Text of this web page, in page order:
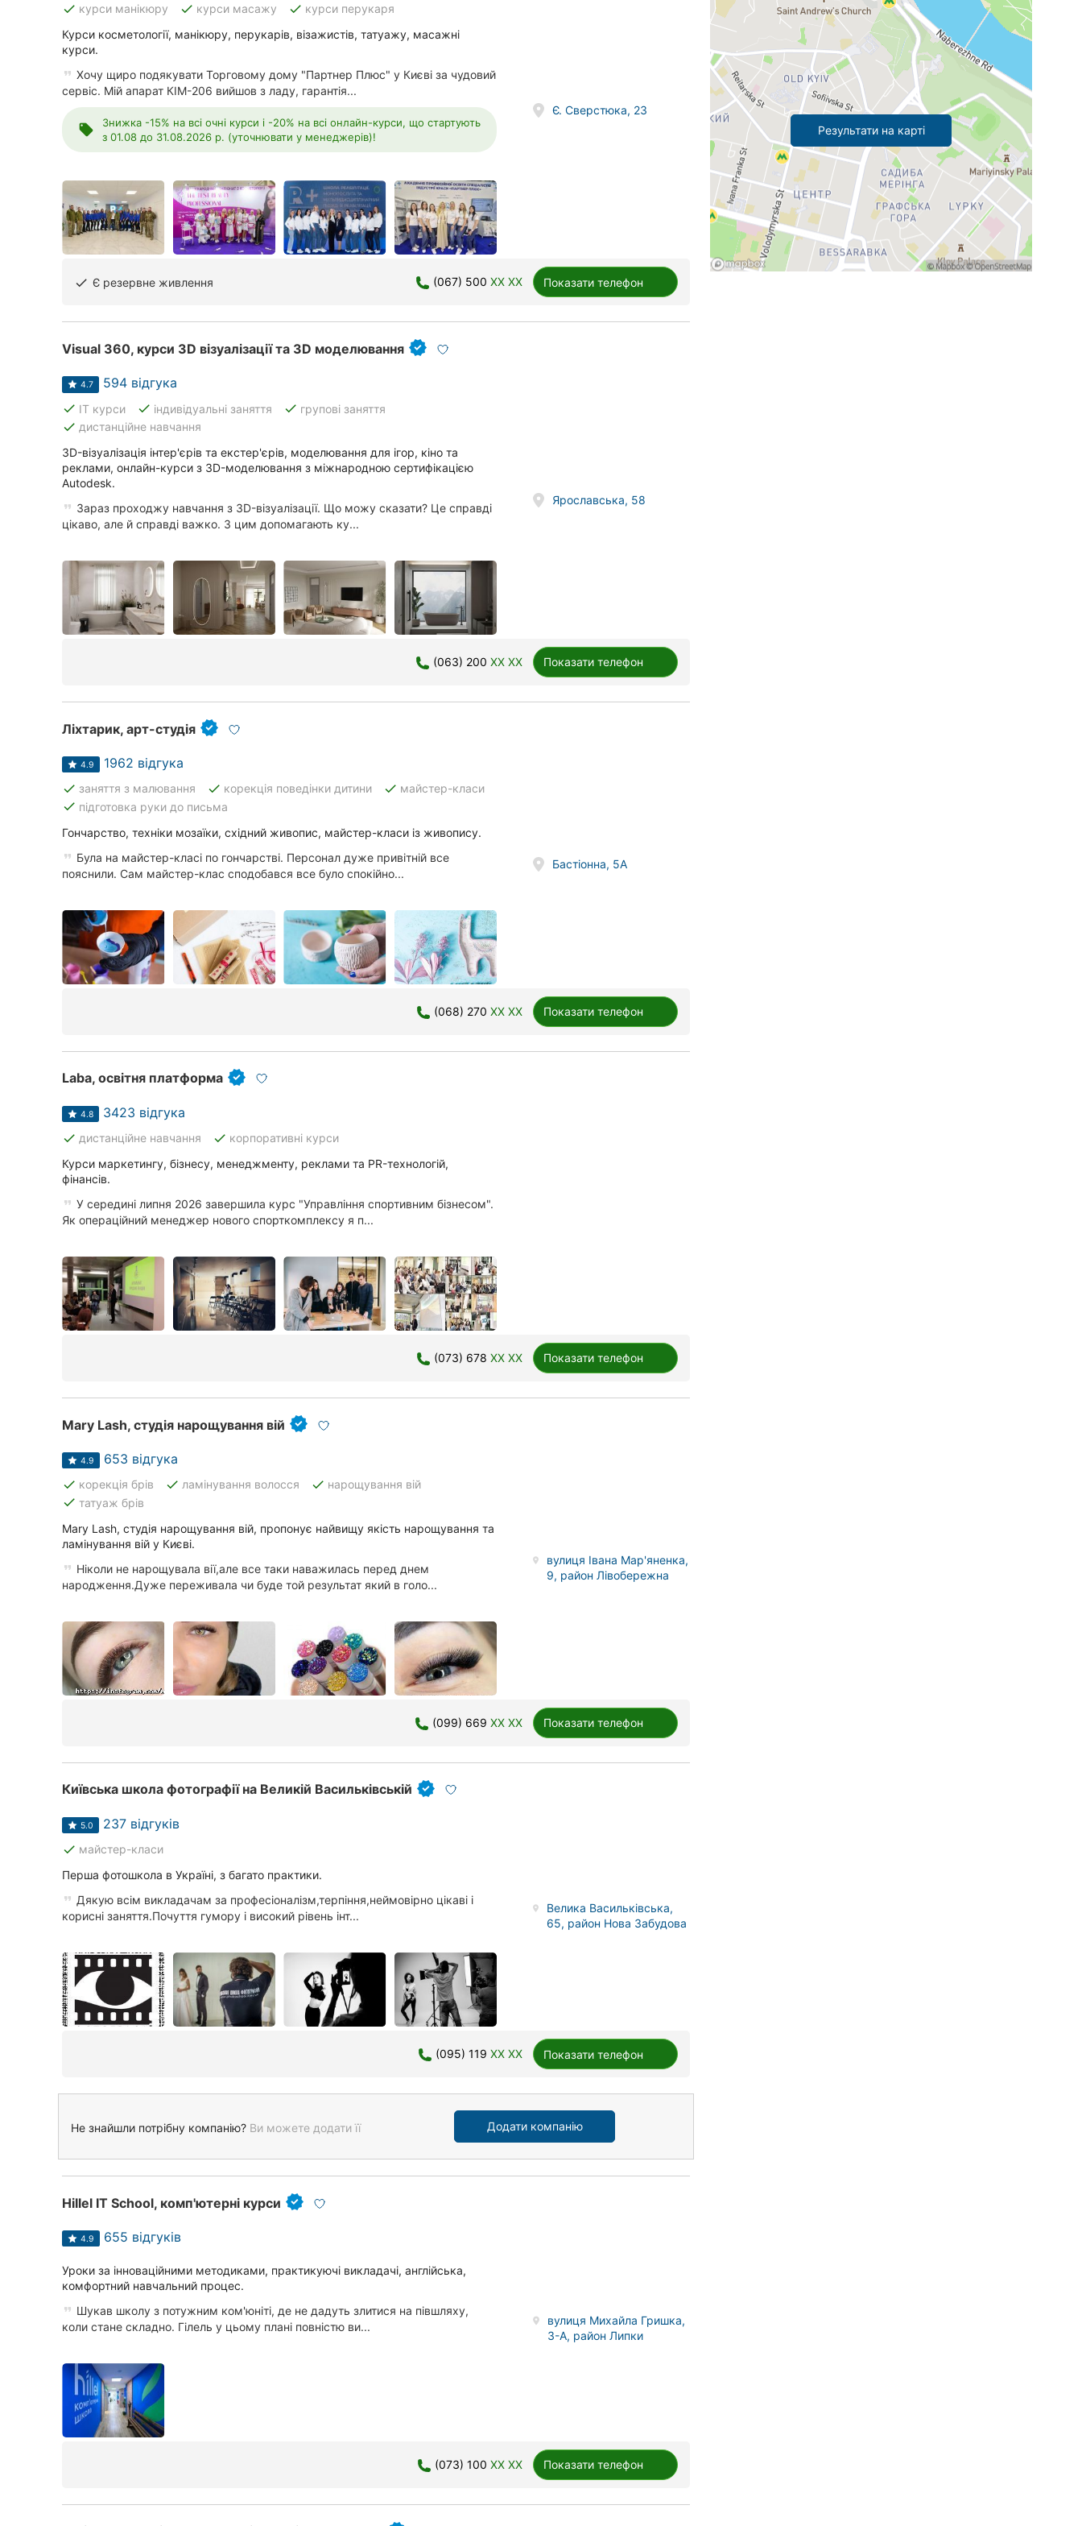
Всі міста:
Вінниця
Житомир
Хмельницький
Дніпро
Кривий Ріг
Полтава
Луцьк
done курси манікюру done курси масажу done курси перукаря
Курси косметології, манікюру, перукарів, візажистів, татуажу, масажні
курси.
Хочу щиро подякувати Торговому дому "Партнер Плюс" у Києві за чудовий
сервіс. Мій апарат КІМ-206 вийшов з ладу, гарантія...
local_offer
Знижка -15% на всі очні курси і -20% на всі онлайн-курси, що стартують
з 01.08 до 31.08.2026 р. (уточнювати у менеджерів)!
Є. Сверстюка, 23
done Є резервне живлення (067) 500 XX XX Показати телефон
Visual 360, курси 3D візуалізації та 3D моделювання
4.7 594 відгука
done IT курси done індивідуальні заняття done групові заняття
done дистанційне навчання
3D-візуалізація інтер'єрів та екстер'єрів, моделювання для ігор, кіно та
реклами, онлайн-курси з 3D-моделювання з міжнародною сертифікацією
Autodesk.
Зараз проходжу навчання з 3D-візуалізації. Що можу сказати? Це справді
цікаво, але й справді важко. З цим допомагають ку...
Ярославська, 58
(063) 200 XX XX Показати телефон
Ліхтарик, арт-студія
4.9 1962 відгука
done заняття з малювання done корекція поведінки дитини done майстер-класи
done підготовка руки до письма
Гончарство, техніки мозаїки, східний живопис, майстер-класи із живопису.
Була на майстер-класі по гончарстві. Персонал дуже привітній все
пояснили. Сам майстер-клас сподобався все було спокійно...
Бастіонна, 5А
(068) 270 XX XX Показати телефон
Laba, освітня платформа
4.8 3423 відгука
done дистанційне навчання done корпоративні курси
Курси маркетингу, бізнесу, менеджменту, реклами та PR-технологій,
фінансів.
У середині липня 2026 завершила курс "Управління спортивним бізнесом".
Як операційний менеджер нового спорткомплексу я п...
(073) 678 XX XX Показати телефон
Mary Lash, студія нарощування вій
4.9 653 відгука
done корекція брів done ламінування волосся done нарощування вій
done татуаж брів
Mary Lash, студія нарощування вій, пропонує найвищу якість нарощування та
ламінування вій у Києві.
Ніколи не нарощувала вії,але все таки наважилась перед днем
народження.Дуже переживала чи буде той результат який в голо...
вулиця Івана Мар'яненка,
9, район Лівобережна
(099) 669 XX XX Показати телефон
Київська школа фотографії на Великій Васильківській
5.0 237 відгуків
done майстер-класи
Перша фотошкола в Україні, з багато практики.
Дякую всім викладачам за професіоналізм,терпіння,неймовірно цікаві і
корисні заняття.Почуття гумору і високий рівень інт...
Велика Васильківська,
65, район Нова Забудова
(095) 119 XX XX Показати телефон
Не знайшли потрібну компанію? Ви можете додати її Додати компанію
Hillel IT School, комп'ютерні курси
4.9 655 відгуків
Уроки за інноваційними методиками, практикуючі викладачі, англійська,
комфортний навчальний процес.
Шукав школу з потужним ком'юніті, де не дадуть злитися на півшляху,
коли стане складно. Гілель у цьому плані повністю ви...
вулиця Михайла Гришка,
3-А, район Липки
(073) 100 XX XX Показати телефон
Результати на карті